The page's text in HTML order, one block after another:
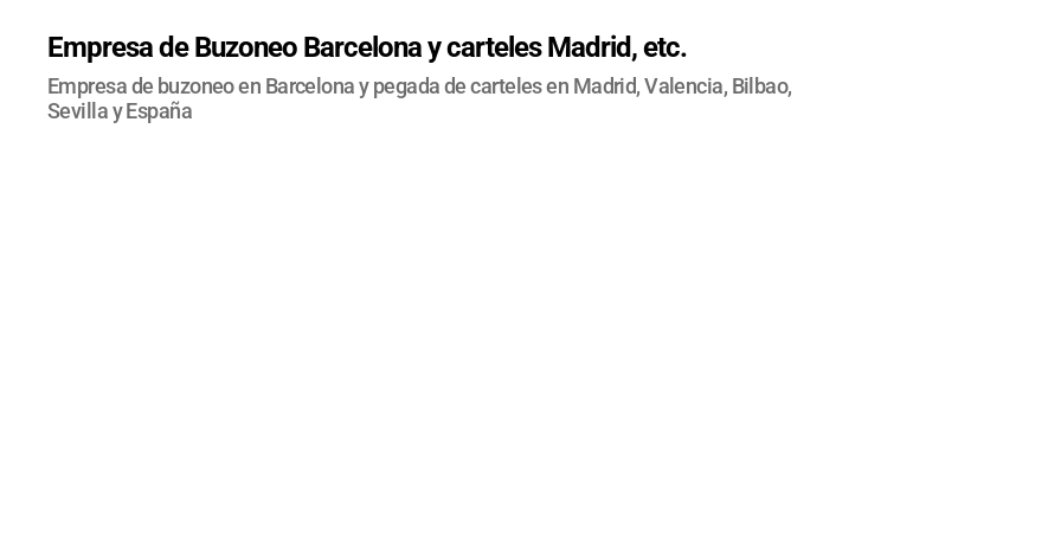
Empresa de Buzoneo Barcelona y carteles Madrid, etc.
Empresa de buzoneo en Barcelona y pegada de carteles en Madrid, Valencia, Bilbao,
Sevilla y España